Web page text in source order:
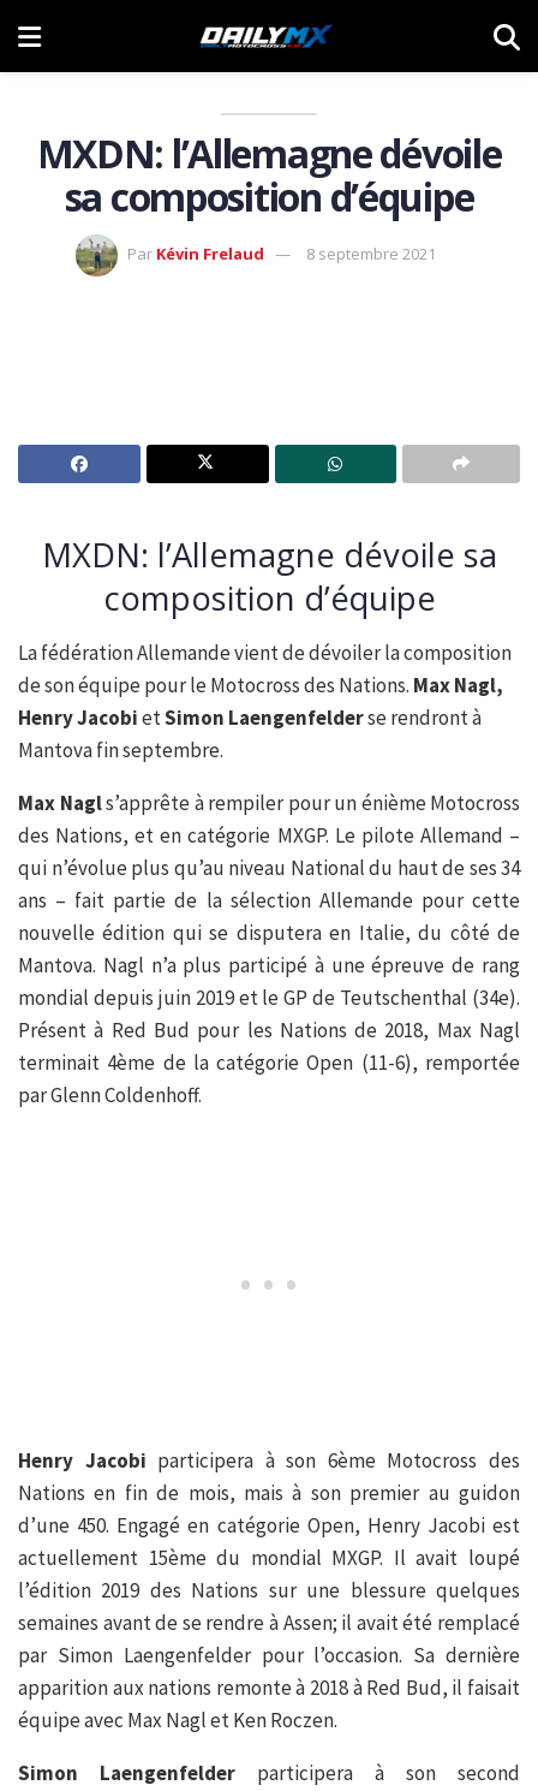
MXDN: l’Allemagne dévoile
sa composition d’équipe
Par Kévin Frelaud 8 septembre 2021
MXDN: l’Allemagne dévoile sa
composition d’équipe
La fédération Allemande vient de dévoiler la composition
de son équipe pour le Motocross des Nations. Max Nagl,
Henry JacobietSimon Laengenfelderse rendront à
Mantova fin septembre.
Max Nagls’apprête à rempiler pour un énième Motocross
des Nations, et en catégorie MXGP. Le pilote Allemand –
qui n’évolue plus qu’au niveau National du haut de ses 34
ans – fait partie de la sélection Allemande pour cette
nouvelle édition qui se disputera en Italie, du côté de
Mantova. Nagl n’a plus participé à une épreuve de rang
mondial depuis juin 2019 et le GP de Teutschenthal (34e).
Présent à Red Bud pour les Nations de 2018, Max Nagl
terminait 4ème de la catégorie Open (11-6), remportée
par Glenn Coldenhoff.
Henry Jacobi participera à son 6ème Motocross des
Nations en fin de mois, mais à son premier au guidon
d’une 450. Engagé en catégorie Open, Henry Jacobi est
actuellement 15ème du mondial MXGP. Il avait loupé
l’édition 2019 des Nations sur une blessure quelques
semaines avant de se rendre à Assen; il avait été remplacé
par Simon Laengenfelder pour l’occasion. Sa dernière
apparition aux nations remonte à 2018 à Red Bud, il faisait
équipe avec Max Nagl et Ken Roczen.
Simon Laengenfelder participera à son second